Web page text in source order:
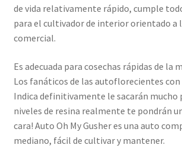
de vida relativamente rápido, cumple
para el cultivador de interior orientado a
comercial.
Es adecuada para cosechas rápidas de la
Los fanáticos de las autoflorecientes
Indica definitivamente le sacarán mucho
niveles de resina realmente te pondrán
cara! Auto Oh My Gusher es una auto
mediano, fácil de cultivar y mantener.